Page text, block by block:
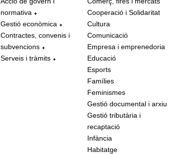
normativa
Gestió econòmica
Contractes, convenis i
subvencions
Serveis i tràmits
Cooperació i Solidaritat
Cultura
Comunicació
Empresa i emprenedoria
Educació
Esports
Famílies
Feminismes
Gestió documental i arxiu
Gestió tributària i
recaptació
Infància
Habitatge